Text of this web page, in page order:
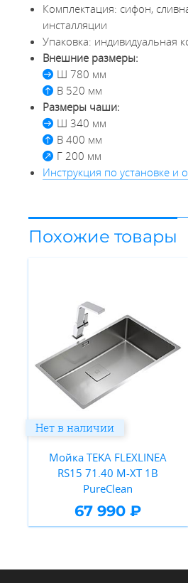
Комплектация: сифон,
инсталляции
Упаковка: индивидуальная
Внешние размеры:
Ш 780 мм
В 520 мм
Размеры чаши:
Ш 340 мм
В 400 мм
Г 200 мм
Инструкция по установке и
Похожие товары
Мойка TEKA FLEXLINEA
RS15 71.40 M-XT 1B
PureClean
67 990 ₽
Нет в наличии